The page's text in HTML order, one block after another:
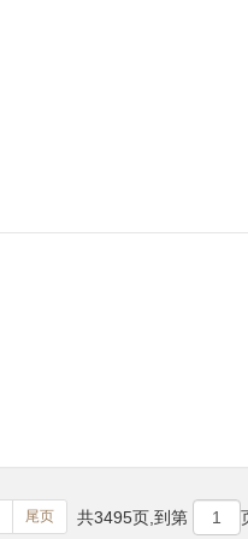
尾页 共3495页,到第